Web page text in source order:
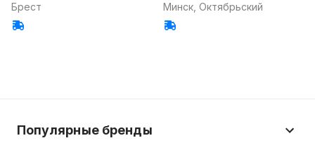
Брест
Минск, Октябрьский
Популярные бренды